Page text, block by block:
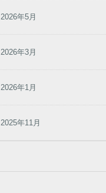
2026年5月
2026年3月
2026年1月
2025年11月